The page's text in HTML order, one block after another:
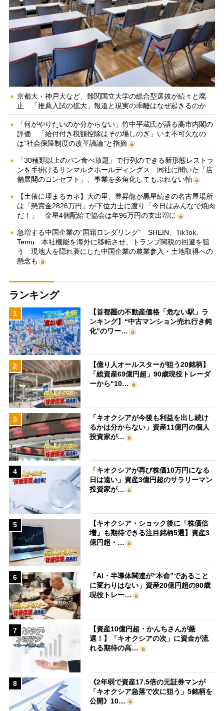
京都大・神戸大など、難関国立大学の総合型選抜が続々と廃
止 「推薦入試の拡大」報道と現実の乖離はなぜ起きるのか
「何がやりたいのか分からない」竹中平蔵氏が語る高市内閣の
評価 「給付付き税額控除はその場しのぎ」いま不可欠なの
は“社会保障制度の改革議論”と指摘
「30種類以上のパン食べ放題」で行列のできる新形態レストラ
ンを手掛けるサンマルクホールディングス 同社に聞いた「店
舗展開のコンセプト」、事業を多角化してもぶれない軸
【土俵に埋まるカネ】大の里、豊昇龍が黒星続きの名古屋場所
は「懸賞金2826万円」が下位力士に渡り「今日はみんなで焼肉
だ！」 金星4個配給で協会は年96万円の支出増に
急増する中国企業の“国籍ロンダリング” SHEIN、TikTok、
Temu…本社機能を海外に移転させ、トランプ関税の回避を狙
う 現地人を隠れ蓑にした中国企業の農業参入・土地取得への
懸念も
ランキング
1
【首都圏の不動産価格「危ない駅」ラ
ンキング】“中古マンション売れ行き鈍
化”のワー…
2
【億り人オールスターが狙う20銘柄】
「総資産69億円超」90歳現役トレーダ
ーから“10…
3
「キオクシアが今後も利益を出し続け
るかは分からない」資産11億円の個人
投資家が…
4
「キオクシアが再び株価10万円になる
日は遠い」資産3億円超のサラリーマン
投資家が…
5
【キオクシア・ショック後に「株価倍
増」も期待できる注目銘柄5選】資産3
億円超・…
6
「AI・半導体関連が“本命”であること
に変わりはない」資産20億円超の90歳
現役トレー…
7
【資産10億円超・かんちさんが厳
選！】「キオクシアの次」に資金が流
れる期待の高…
8
《2年弱で資産17.5倍の元証券マンが
「キオクシア急落で次に狙う」5銘柄を
公開》10…